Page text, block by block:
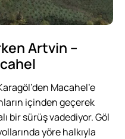
Artvin –
Macahel’e
içinden geçerek
bir sürüş vadediyor. Göl
yöre halkıyla